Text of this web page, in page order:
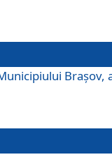
Braşov,